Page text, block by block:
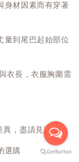
身材因素而有穿著
量到尾巴起始部位
衣長，衣服胸圍需
異，盡請見諒
選購